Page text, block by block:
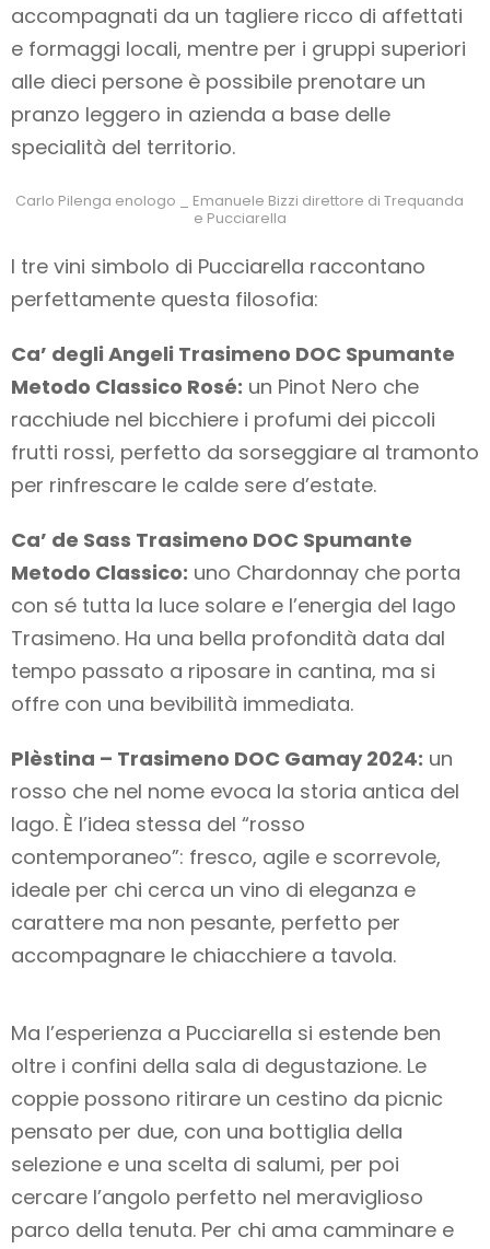
accompagnati da un tagliere ricco di affettati
e formaggi locali, mentre per i gruppi superiori
alle dieci persone è possibile prenotare un
pranzo leggero in azienda a base delle
specialità del territorio.
Carlo Pilenga enologo _ Emanuele Bizzi direttore di Trequanda
e Pucciarella
I tre vini simbolo di Pucciarella raccontano
perfettamente questa filosofia:
Ca’ degli Angeli Trasimeno DOC Spumante
Metodo Classico Rosé: un Pinot Nero che
racchiude nel bicchiere i profumi dei piccoli
frutti rossi, perfetto da sorseggiare al tramonto
per rinfrescare le calde sere d’estate.
Ca’ de Sass Trasimeno DOC Spumante
Metodo Classico: uno Chardonnay che porta
con sé tutta la luce solare e l’energia del lago
Trasimeno. Ha una bella profondità data dal
tempo passato a riposare in cantina, ma si
offre con una bevibilità immediata.
Plèstina – Trasimeno DOC Gamay 2024: un
rosso che nel nome evoca la storia antica del
lago. È l’idea stessa del “rosso
contemporaneo”: fresco, agile e scorrevole,
ideale per chi cerca un vino di eleganza e
carattere ma non pesante, perfetto per
accompagnare le chiacchiere a tavola.
Ma l’esperienza a Pucciarella si estende ben
oltre i confini della sala di degustazione. Le
coppie possono ritirare un cestino da picnic
pensato per due, con una bottiglia della
selezione e una scelta di salumi, per poi
cercare l’angolo perfetto nel meraviglioso
parco della tenuta. Per chi ama camminare e